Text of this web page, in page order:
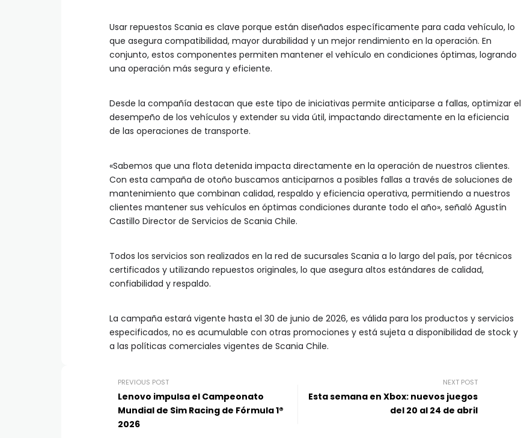
Usar repuestos Scania es clave porque están diseñados específicamente para cada vehículo, lo
que asegura compatibilidad, mayor durabilidad y un mejor rendimiento en la operación. En
conjunto, estos componentes permiten mantener el vehículo en condiciones óptimas, logrando
una operación más segura y eficiente.
Desde la compañía destacan que este tipo de iniciativas permite anticiparse a fallas, optimizar el
desempeño de los vehículos y extender su vida útil, impactando directamente en la eficiencia
de las operaciones de transporte.
«Sabemos que una flota detenida impacta directamente en la operación de nuestros clientes.
Con esta campaña de otoño buscamos anticiparnos a posibles fallas a través de soluciones de
mantenimiento que combinan calidad, respaldo y eficiencia operativa, permitiendo a nuestros
clientes mantener sus vehículos en óptimas condiciones durante todo el año», señaló Agustín
Castillo Director de Servicios de Scania Chile.
Todos los servicios son realizados en la red de sucursales Scania a lo largo del país, por técnicos
certificados y utilizando repuestos originales, lo que asegura altos estándares de calidad,
confiabilidad y respaldo.
La campaña estará vigente hasta el 30 de junio de 2026, es válida para los productos y servicios
especificados, no es acumulable con otras promociones y está sujeta a disponibilidad de stock y
a las políticas comerciales vigentes de Scania Chile.
PREVIOUS POST
Lenovo impulsa el Campeonato
Mundial de Sim Racing de Fórmula 1®
2026
NEXT POST
Esta semana en Xbox: nuevos juegos
del 20 al 24 de abril